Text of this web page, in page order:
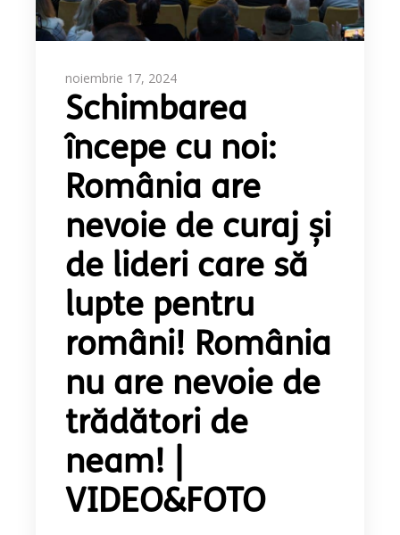
noiembrie 17, 2024
Schimbarea
începe cu noi:
România are
nevoie de curaj și
de lideri care să
lupte pentru
români! România
nu are nevoie de
trădători de
neam! |
VIDEO&FOTO